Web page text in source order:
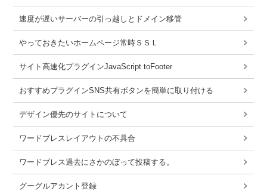
速度が遅いサーバーの引っ越しとドメイン移管
やっておきたいホームページ常時ＳＳＬ
サイト高速化プラグインJavaScript toFooter
おすすめプラグインSNS共有ボタンを簡単に取り付ける
デザイン優先のサイトについて
ワードブレスレイアウトの不具合
ワードブレス過去にさかのぼって投稿する。
グーグルアカント登録